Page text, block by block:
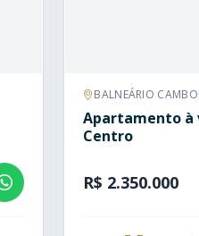
BALNEÁRIO
Apartamento à
Centro
R$ 2.350.000